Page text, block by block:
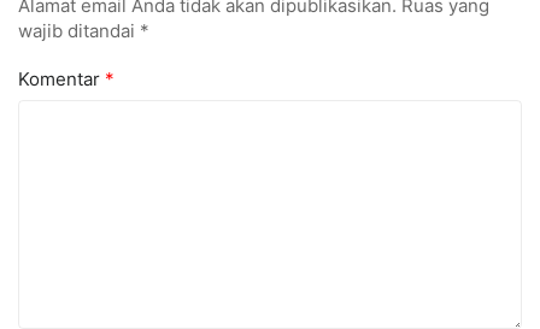
Alamat email Anda tidak akan dipublikasikan. Ruas yang
wajib ditandai *
Komentar *